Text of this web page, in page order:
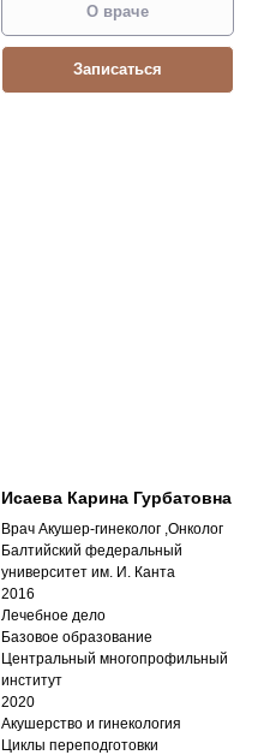
О враче
Записаться
Исаева Карина Гурбатовна
Врач Акушер-гинеколог ,Онколог
Балтийский федеральный
университет им. И. Канта
2016
Лечебное дело
Базовое образование
Центральный многопрофильный
институт
2020
Акушерство и гинекология
Циклы переподготовки